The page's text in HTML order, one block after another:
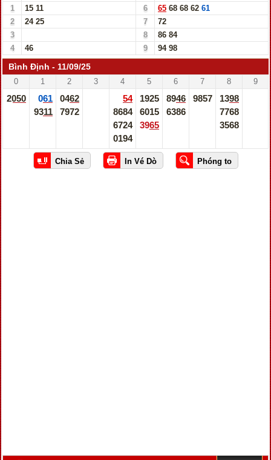
1
15 11 6 65 68 68 62 61
2
24 25 7
72
3
8 86 84
4
46 9 94 98
Bình Định - 11/09/25
0 1 2 3 4 5 6 7 8 9
2050
061
9311
0462
7972
54
8684
6724
0194
1925
6015
3965
8946
6386
9857
1398
7768
3568